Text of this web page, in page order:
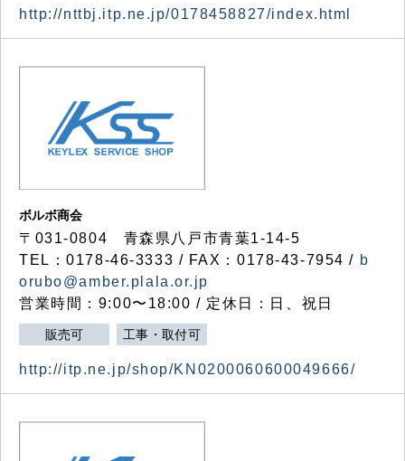
http://nttbj.itp.ne.jp/0178458827/index.html
ボルボ商会
〒031-0804 青森県八戸市青葉1-14-5
TEL：0178-46-3333 / FAX：0178-43-7954 / b
orubo@amber.plala.or.jp
営業時間：9:00〜18:00 / 定休日：日、祝日
販売可 工事・取付可
http://itp.ne.jp/shop/KN0200060600049666/